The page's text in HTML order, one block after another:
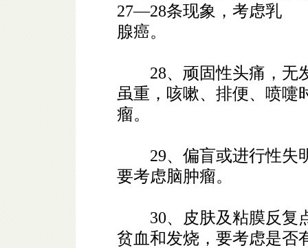
27—28条现象，考虑乳
腺癌。
28、顽固性头痛，无
虽重，咳嗽、排便、喷嚏
瘤。
29、偏盲或进行性失
要考虑脑肿瘤。
30、皮肤及粘膜反复
贫血和发烧，要考虑是否